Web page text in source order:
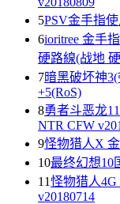
5PSV金手指使
6ioritree 金手
硬路線(战地
7暗黑破坏神
+5(RoS)
8勇者斗恶龙
NTR CFW
9怪物猎人X 金
10最终幻想10
11怪物猎人4G
v20180714